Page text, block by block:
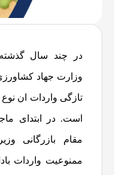
در چند سال
وزارت جهاد
تازگی واردات ان
است. در ابتدای
مقام بازرگانی
ممنوعیت واردات